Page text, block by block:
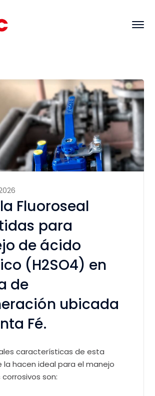
Fluoroseal
para
de ácido
(H2SO4) en
de
ubicada
Fé.
características de esta
la hacen ideal para el manejo
son: